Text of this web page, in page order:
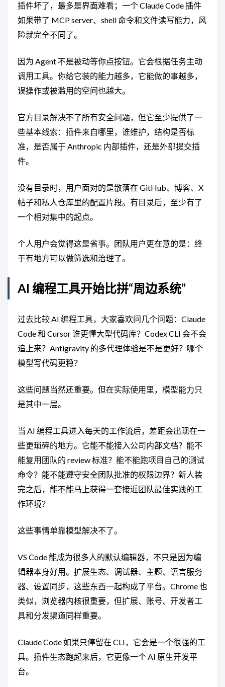
插件坏了，最多是界面难看；一个 Claude Code 插件
如果带了 MCP server、shell 命令和文件读写能力，风
险就完全不同了。
因为 Agent 不是被动等你点按钮。它会根据任务主动
调用工具。你给它装的能力越多，它能做的事越多，
误操作或被滥用的空间也越大。
官方目录解决不了所有安全问题，但它至少提供了一
些基本线索：插件来自哪里，谁维护，结构是否标
准，是否属于 Anthropic 内部插件，还是外部提交插
件。
没有目录时，用户面对的是散落在 GitHub、博客、X
帖子和私人仓库里的配置片段。有目录后，至少有了
一个相对集中的起点。
个人用户会觉得这是省事。团队用户更在意的是：终
于有地方可以做筛选和治理了。
AI 编程工具开始比拼“周边系统”
过去比较 AI 编程工具，大家喜欢问几个问题：Claude
Code 和 Cursor 谁更懂大型代码库？Codex CLI 会不会
追上来？Antigravity 的多代理体验是不是更好？哪个
模型写代码更稳？
这些问题当然还重要。但在实际使用里，模型能力只
是其中一层。
当 AI 编程工具进入每天的工作流后，差距会出现在一
些更琐碎的地方。它能不能接入公司内部文档？能不
能复用团队的 review 标准？能不能跑项目自己的测试
命令？能不能遵守安全团队批准的权限边界？新人装
完之后，能不能马上获得一套接近团队最佳实践的工
作环境？
这些事情单靠模型解决不了。
VS Code 能成为很多人的默认编辑器，不只是因为编
辑器本身好用。扩展生态、调试器、主题、语言服务
器、设置同步，这些东西一起构成了平台。Chrome 也
类似，浏览器内核很重要，但扩展、账号、开发者工
具和分发渠道同样重要。
Claude Code 如果只停留在 CLI，它会是一个很强的工
具。插件生态跑起来后，它更像一个 AI 原生开发平
台。